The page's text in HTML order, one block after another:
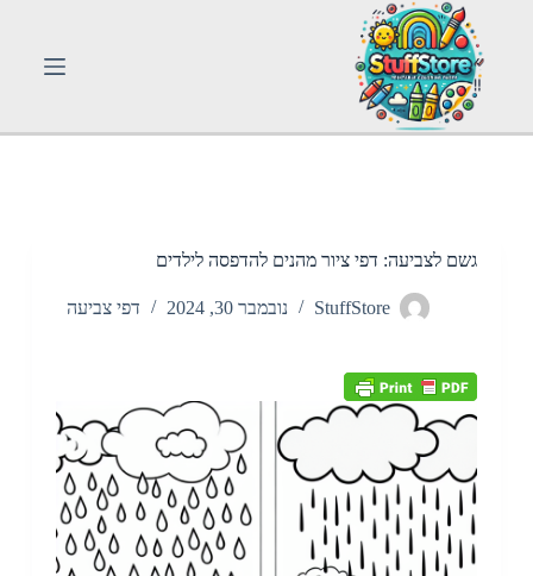
o
גשם לצביעה: דפי ציור מהנים להדפסה לילדים
StuffStore נובמבר 30, 2024 דפי צביעה